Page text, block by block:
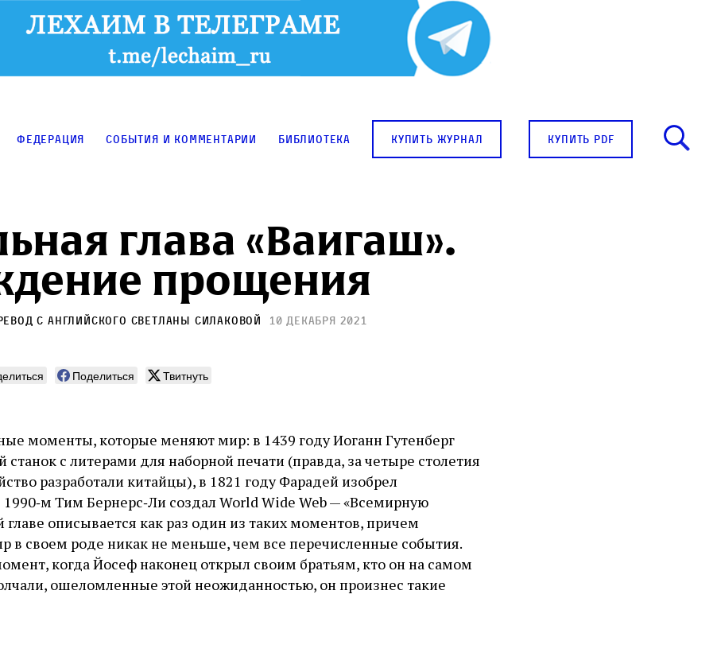
Федерация События и комментарии Библиотека купить журнал купить pdf
глава «Ваигаш».
прощения
с английского Светланы Силаковой 10 декабря 2021
Поделиться Твитнуть
моменты, которые меняют мир: в 1439 году Иоганн Гутенберг
станок с литерами для наборной печати (правда, за четыре столетия
разработали китайцы), в 1821 году Фарадей изобрел
1990‑м Тим Бернерс‑Ли создал World Wide Web — «Всемирную
главе описывается как раз один из таких моментов, причем
в своем роде никак не меньше, чем все перечисленные события.
когда Йосеф наконец открыл своим братьям, кто он на самом
ошеломленные этой неожиданностью, он произнес такие